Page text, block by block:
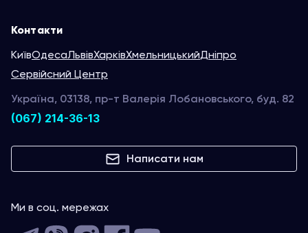
Контакти
КиївОдесаЛьвівХарківХмельницькийДніпро
Сервійсний Центр
Україна, 03138, пр-т Валерія Лобановського, буд. 82
(067) 214-36-13
Написати нам
Ми в соц. мережах